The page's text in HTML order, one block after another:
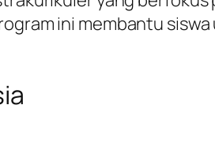
ini membantu